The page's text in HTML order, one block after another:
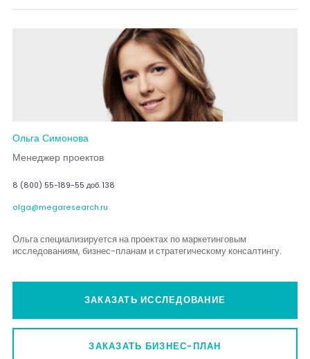
Ольга Симонова
Менеджер проектов
8 (800) 55-189-55 доб. 138
olga@megaresearch.ru
Ольга специализируется на проектах по маркетинговым
исследованиям, бизнес-планам и стратегическому консалтингу.
ЗАКАЗАТЬ ИССЛЕДОВАНИЕ
ЗАКАЗАТЬ БИЗНЕС-ПЛАН